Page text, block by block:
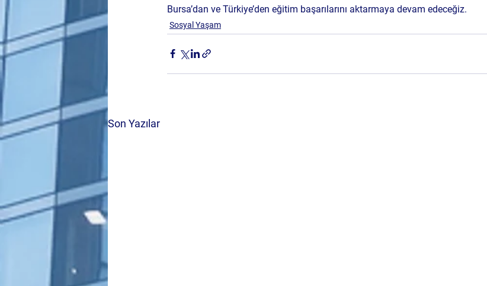
Bursa’dan ve Türkiye’den eğitim başarılarını aktarmaya devam edeceğiz.
Sosyal Yaşam
Son Yazılar